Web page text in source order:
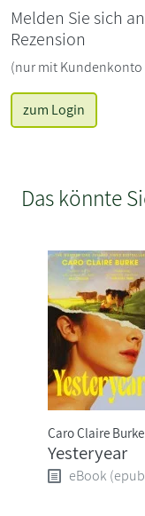
Melden Sie sich
Rezension
(nur mit
zum Login
Das könnte
Caro Claire Burke
Yesteryear
eBook